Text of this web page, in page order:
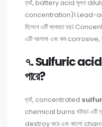
হ্যাঁ, battery acid মূলত
concentration)। Lead-
হিসেবে এটি ব্যবহৃত হয়।
এটি আলাদা এবং কম corrosive,
৭. Sulfuric acid
পারে?
হ্যাঁ, concentrated
chemical burns ঘটায়। এটি
destroy করে এবং কালো